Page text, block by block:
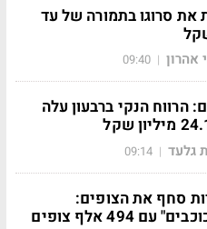
סרוגו בתמורה של עד
אהרון |
09:40
הרווח הנקי ברבעון עלה
גלעד |
09:14
סחף את הצופים:
494 אלף צופים